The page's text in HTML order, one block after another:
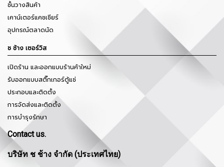
ชั้นวางสินค้า
เคาน์เตอร์แคชเชียร์
อุปกรณ์ตลาดนัด
ช ช้าง เซอร์วิส
เปิดร้าน และออกแบบร้านค้าใหม่
รับออกแบบสติ๊กเกอร์ตู้แช่
ประกอบและติดตั้ง
การจัดส่งและติดตั้ง
การบำรุงรักษา
Contact us.
บริษัท ช ช้าง จำกัด (ประเทศไทย)